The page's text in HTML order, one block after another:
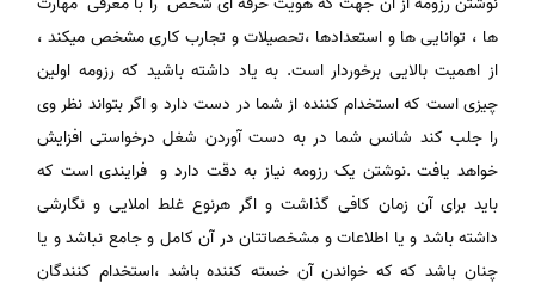
ها ، توانایی ها و استعدادها ،تحصیلات و تجارب کاری مشخص میکند ،
از اهمیت بالایی برخوردار است. به یاد داشته باشید که رزومه اولین
چیزی است که استخدام کننده از شما در دست دارد و اگر بتواند نظر وی
را جلب کند شانس شما در به دست آوردن شغل درخواستی افزایش
خواهد یافت .نوشتن یک رزومه نیاز به دقت دارد و فرایندی است که
باید برای آن زمان کافی گذاشت و اگر هرنوع غلط املایی و نگارشی
داشته باشد و یا اطلاعات و مشخصاتتان در آن کامل و جامع نباشد و یا
چنان باشد که که خواندن آن خسته کننده باشد ،استخدام کنندگان